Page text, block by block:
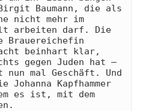
Baumann, die als
nicht mehr im
arbeiten darf. Die
Brauereichefin
beinhart klar,
gegen Juden hat –
mal Geschäft. Und
Johanna Kapfhammer
es ist, mit dem